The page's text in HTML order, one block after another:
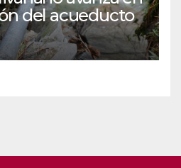
del acueducto